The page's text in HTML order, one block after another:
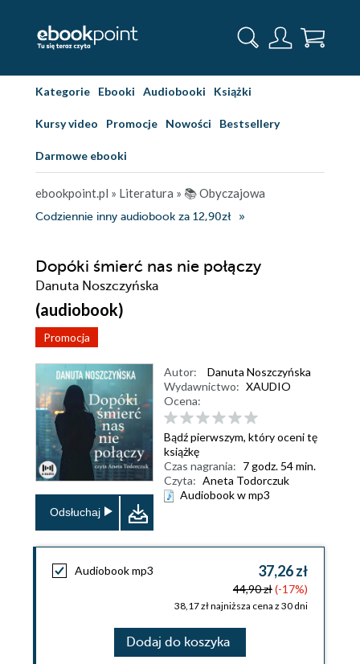
Kategorie Ebooki Audiobooki Książki
Kursy video Promocje Nowości Bestsellery
Darmowe ebooki
ebookpoint.pl » Literatura » 📚 Obyczajowa
Codziennie inny audiobook za 12,90zł
Dopóki śmierć nas nie połączy
Danuta Noszczyńska
(audiobook)
Promocja
Odsłuchaj
Autor:
Danuta Noszczyńska
Wydawnictwo: XAUDIO
Ocena:
Bądź pierwszym, który oceni tę
książkę
Czas nagrania: 7 godz. 54 min.
Czyta: Aneta Todorczuk
Audiobook w mp3
Audiobook mp3 37,26 zł
44,90 zł(-17%)
38,17 zł najniższa cena z 30 dni
Dodaj do koszyka